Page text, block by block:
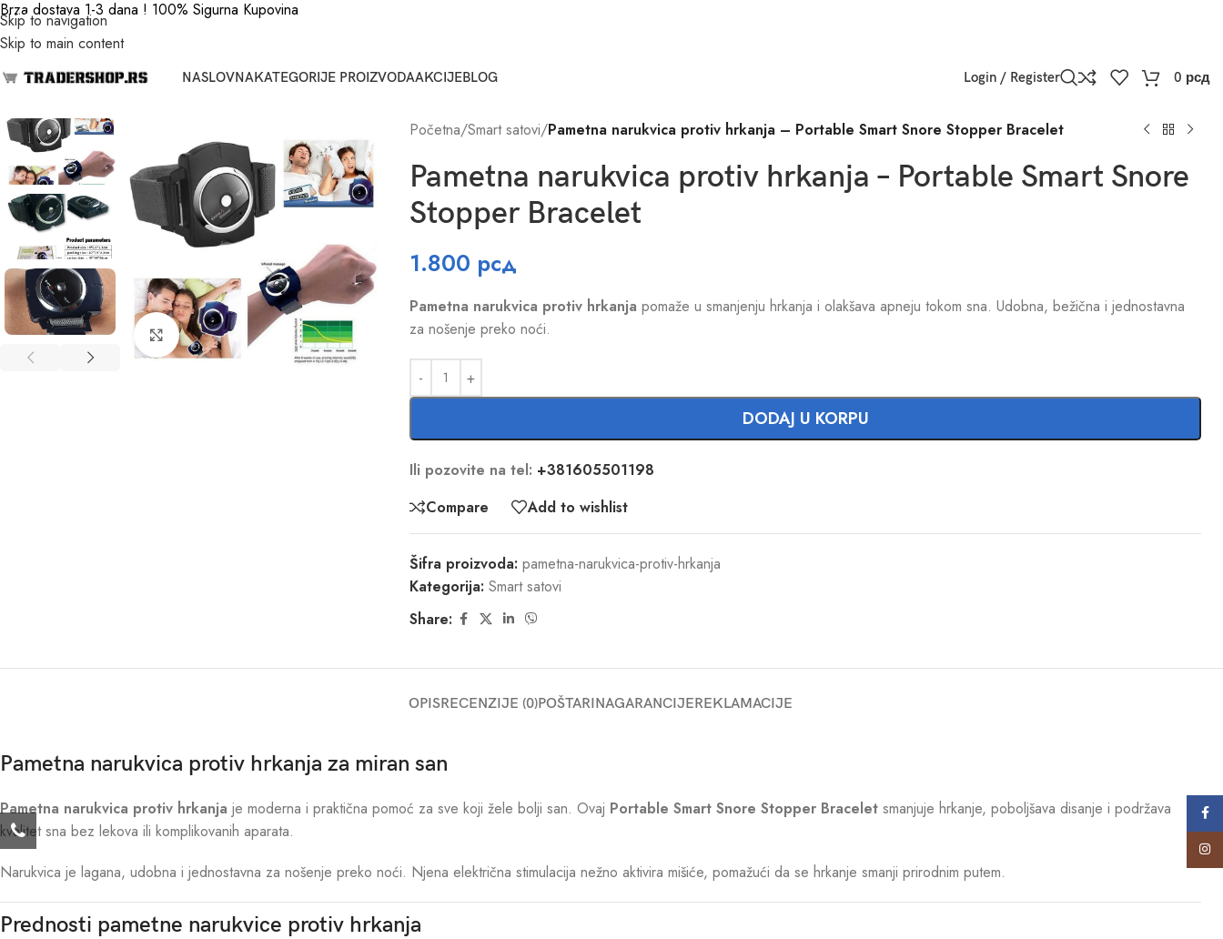
Skip to navigation
Skip to main content
Brza dostava 1-3 dana ! 100% Sigurna Kupovina
NASLOVNAKATEGORIJE PROIZVODAAKCIJEBLOG Login / Register 0 рсд
Click to enlarge
Početna/Smart satovi/Pametna narukvica protiv hrkanja – Portable Smart Snore Stopper Bracelet
Pametna narukvica protiv hrkanja – Portable Smart Snore
Stopper Bracelet
1.800 рсд
Pametna narukvica protiv hrkanja pomaže u smanjenju hrkanja i olakšava apneju tokom sna. Udobna, bežična i jednostavna
za nošenje preko noći.
DODAJ U KORPU
Ili pozovite na tel: +381605501198
Compare
Add to wishlist
Šifra proizvoda: pametna-narukvica-protiv-hrkanja
Kategorija: Smart satovi
Share:
OPISRECENZIJE (0)POŠTARINAGARANCIJEREKLAMACIJE
Pametna narukvica protiv hrkanja za miran san
Pametna narukvica protiv hrkanja je moderna i praktična pomoć za sve koji žele bolji san. Ovaj Portable Smart Snore Stopper Bracelet smanjuje hrkanje, poboljšava disanje i podržava
kvalitet sna bez lekova ili komplikovanih aparata.
Narukvica je lagana, udobna i jednostavna za nošenje preko noći. Njena električna stimulacija nežno aktivira mišiće, pomažući da se hrkanje smanji prirodnim putem.
Prednosti pametne narukvice protiv hrkanja